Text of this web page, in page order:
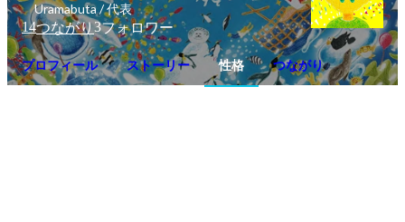
Uramabuta / 代表
14つながり3フォロワー
プロフィール ストーリー 性格 つながり